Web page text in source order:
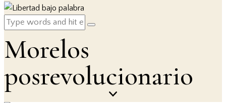
Morelos
posrevolucionario